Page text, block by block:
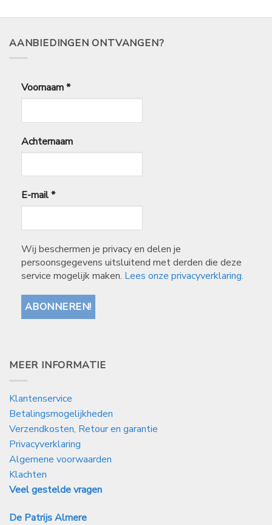
AANBIEDINGEN ONTVANGEN?
Voornaam*
Achternaam
E-mail*
Wij beschermen je privacy en delen je
persoonsgegevens uitsluitend met derden die deze
service mogelijk maken. Lees onze privacyverklaring.
MEER INFORMATIE
Klantenservice
Betalingsmogelijkheden
Verzendkosten, Retour en garantie
Privacyverklaring
Algemene voorwaarden
Klachten
Veel gestelde vragen
De Patrijs Almere